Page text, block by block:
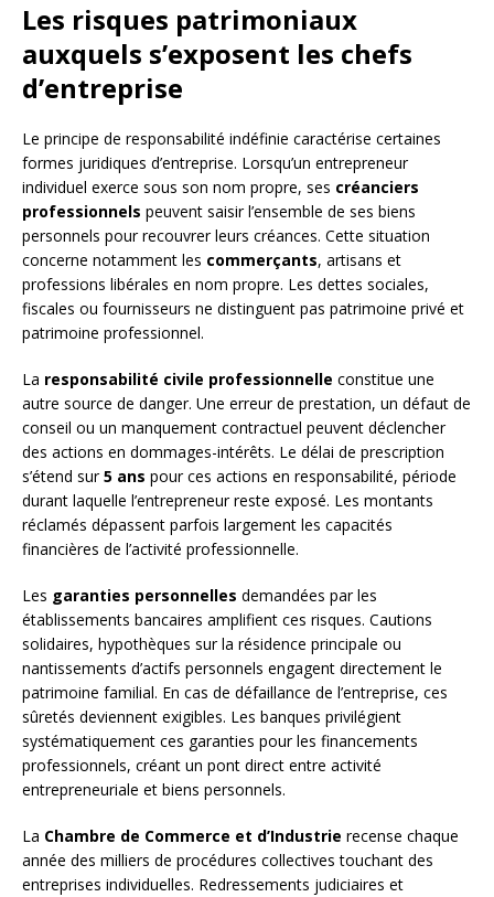
Les risques patrimoniaux
auxquels s’exposent les chefs
d’entreprise
Le principe de responsabilité indéfinie caractérise certaines
formes juridiques d’entreprise. Lorsqu’un entrepreneur
individuel exerce sous son nom propre, ses créanciers
professionnels peuvent saisir l’ensemble de ses biens
personnels pour recouvrer leurs créances. Cette situation
concerne notamment les commerçants, artisans et
professions libérales en nom propre. Les dettes sociales,
fiscales ou fournisseurs ne distinguent pas patrimoine privé et
patrimoine professionnel.
La responsabilité civile professionnelle constitue une
autre source de danger. Une erreur de prestation, un défaut de
conseil ou un manquement contractuel peuvent déclencher
des actions en dommages-intérêts. Le délai de prescription
s’étend sur5 ans pour ces actions en responsabilité, période
durant laquelle l’entrepreneur reste exposé. Les montants
réclamés dépassent parfois largement les capacités
financières de l’activité professionnelle.
Les garanties personnelles demandées par les
établissements bancaires amplifient ces risques. Cautions
solidaires, hypothèques sur la résidence principale ou
nantissements d’actifs personnels engagent directement le
patrimoine familial. En cas de défaillance de l’entreprise, ces
sûretés deviennent exigibles. Les banques privilégient
systématiquement ces garanties pour les financements
professionnels, créant un pont direct entre activité
entrepreneuriale et biens personnels.
La Chambre de Commerce et d’Industrie recense chaque
année des milliers de procédures collectives touchant des
entreprises individuelles. Redressements judiciaires et